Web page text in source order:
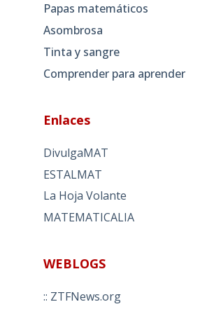
Papas matemáticos
Asombrosa
Tinta y sangre
Comprender para aprender
Enlaces
DivulgaMAT
ESTALMAT
La Hoja Volante
MATEMATICALIA
WEBLOGS
:: ZTFNews.org